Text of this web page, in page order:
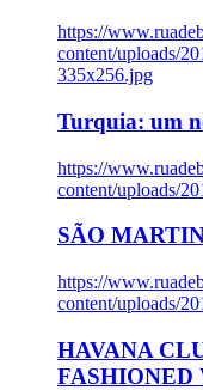
https://
content/uploads/
335x256.jpg
Turquia: um
https://
content/uploads/
SÃO
https://
content/uploads/
HAVANA
FASHIONED